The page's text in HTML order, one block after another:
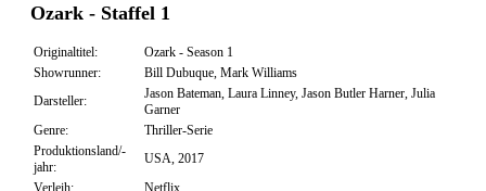
Ozark - Staffel 1
Originaltitel:
Ozark - Season 1
Showrunner:
Bill Dubuque, Mark Williams
Darsteller:
Jason Bateman, Laura Linney, Jason Butler Harner, Julia
Garner
Genre:
Thriller-Serie
Produktionsland/-
jahr:
USA, 2017
Verleih:
Netflix